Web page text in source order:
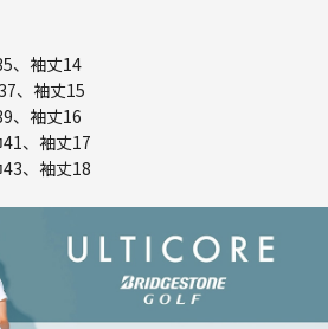
、袖丈14
、袖丈15
、袖丈16
、袖丈17
、袖丈18